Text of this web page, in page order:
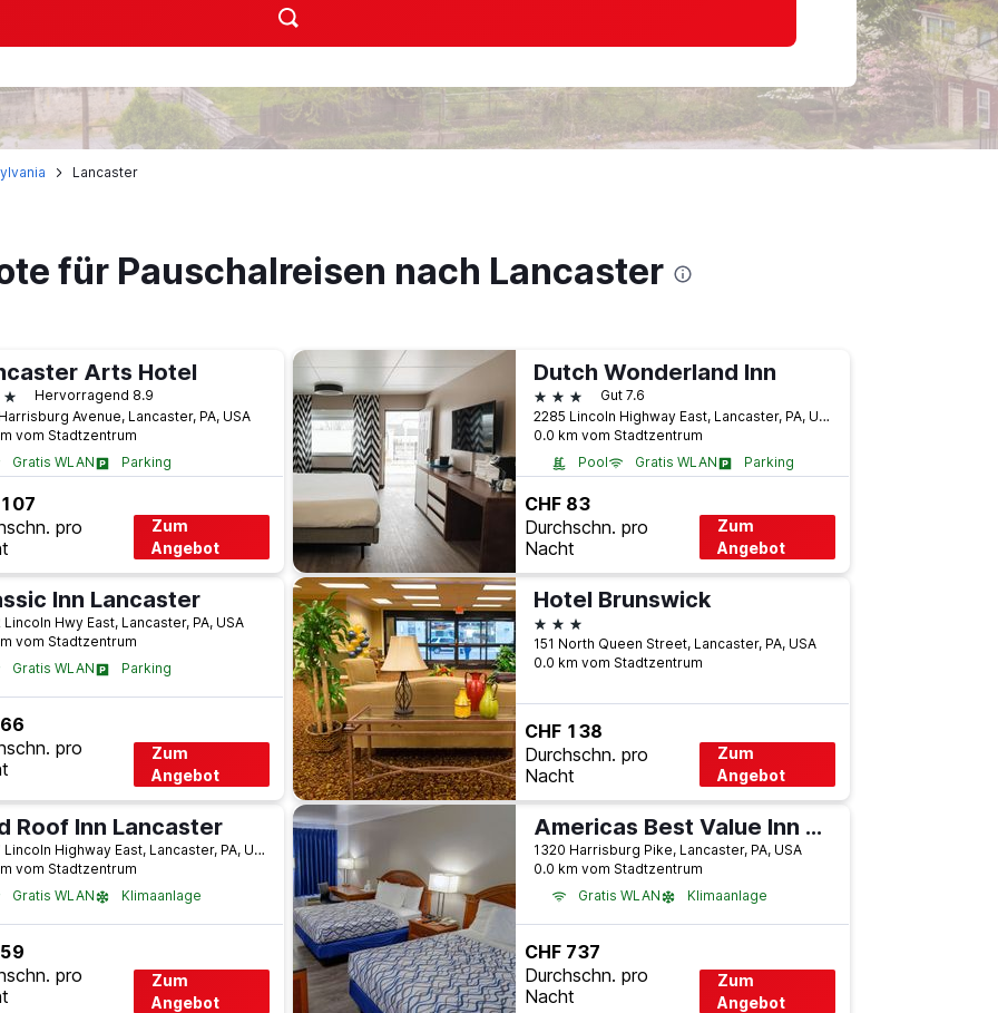
Lancaster
für Pauschalreisen nach Lancaster
Arts Hotel
Hervorragend 8.9
Avenue, Lancaster, PA, USA
vom Stadtzentrum
Gratis WLAN
Parking
pro
Zum
Angebot
Dutch Wonderland Inn
3 SterneGut 7.6
2285 Lincoln Highway East, Lancaster, PA, USA
0.0 km vom Stadtzentrum
Pool
Gratis WLAN Parking
CHF 83
Durchschn. pro
Nacht
Zum
Angebot
Inn Lancaster
Hwy East, Lancaster, PA, USA
vom Stadtzentrum
Gratis WLAN
Parking
pro
Zum
Angebot
Hotel Brunswick
3 Sterne
151 North Queen Street, Lancaster, PA, USA
0.0 km vom Stadtzentrum
CHF 138
Durchschn. pro
Nacht
Zum
Angebot
Roof Inn Lancaster
2307 Lincoln Highway East, Lancaster, PA, USA
vom Stadtzentrum
Gratis WLAN
Klimaanlage
pro
Zum
Angebot
Americas Best Value Inn Lancaster
1320 Harrisburg Pike, Lancaster, PA, USA
0.0 km vom Stadtzentrum
Gratis WLAN
Klimaanlage
CHF 737
Durchschn. pro
Nacht
Zum
Angebot